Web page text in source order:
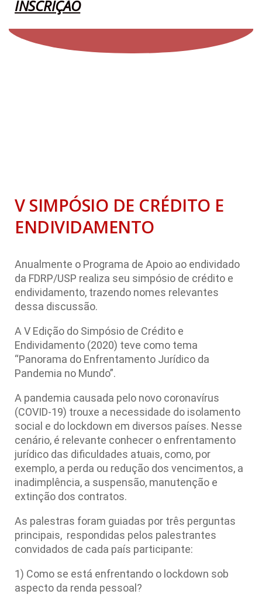
Eventos
Links úteis
Sociedades de Consumo
INSCRIÇÃO
V SIMPÓSIO DE CRÉDITO E
ENDIVIDAMENTO
Anualmente o Programa de Apoio ao endividado
da FDRP/USP realiza seu simpósio de crédito e
endividamento, trazendo nomes relevantes
dessa discussão.
A V Edição do Simpósio de Crédito e
Endividamento (2020) teve como tema
“Panorama do Enfrentamento Jurídico da
Pandemia no Mundo”.
A pandemia causada pelo novo coronavírus
(COVID-19) trouxe a necessidade do isolamento
social e do lockdown em diversos países. Nesse
cenário, é relevante conhecer o enfrentamento
jurídico das dificuldades atuais, como, por
exemplo, a perda ou redução dos vencimentos, a
inadimplência, a suspensão, manutenção e
extinção dos contratos.
As palestras foram guiadas por três perguntas
principais, respondidas pelos palestrantes
convidados de cada país participante:
1) Como se está enfrentando o lockdown sob
aspecto da renda pessoal?